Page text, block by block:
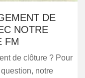
DE
NOTRE
FM
de clôture ? Pour
notre